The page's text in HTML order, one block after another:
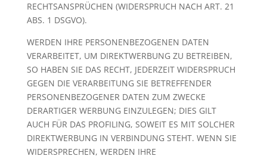
RECHTSANSPRÜCHEN (WIDERSPRUCH NACH ART. 21
ABS. 1 DSGVO).
WERDEN IHRE PERSONENBEZOGENEN DATEN
VERARBEITET, UM DIREKTWERBUNG ZU BETREIBEN,
SO HABEN SIE DAS RECHT, JEDERZEIT WIDERSPRUCH
GEGEN DIE VERARBEITUNG SIE BETREFFENDER
PERSONENBEZOGENER DATEN ZUM ZWECKE
DERARTIGER WERBUNG EINZULEGEN; DIES GILT
AUCH FÜR DAS PROFILING, SOWEIT ES MIT SOLCHER
DIREKTWERBUNG IN VERBINDUNG STEHT. WENN SIE
WIDERSPRECHEN, WERDEN IHRE